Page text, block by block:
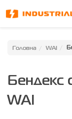
Головна
Категорії
Головна WAI
Бендекс
WAI